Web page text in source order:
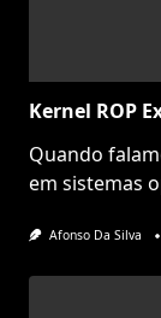
Kernel ROP
Quando
em sistemas
Afonso Da Silva